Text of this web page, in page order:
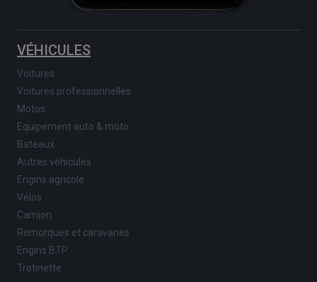
VÉHICULES
Voitures
Voitures professionnelles
Motos
Equipement auto & moto
Bateaux
Autres véhicules
Engins agricole
Vélos
Camion
Remorques et caravanes
Engins BTP
Trotinette